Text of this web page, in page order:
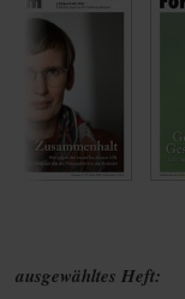
ausgewähltes Heft: